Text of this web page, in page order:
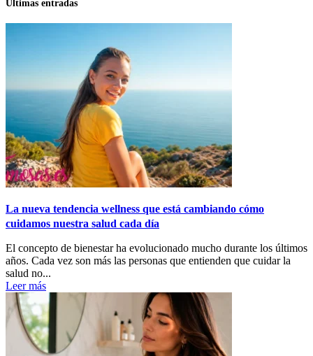
Últimas entradas
La nueva tendencia wellness que está cambiando cómo
cuidamos nuestra salud cada día
El concepto de bienestar ha evolucionado mucho durante los últimos
años. Cada vez son más las personas que entienden que cuidar la
salud no...
Leer más